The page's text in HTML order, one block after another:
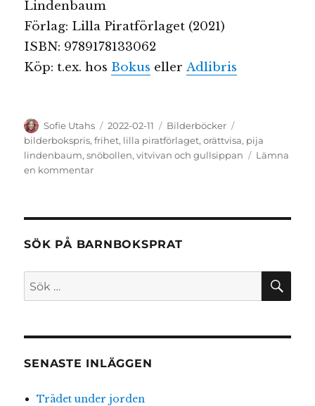
Lindenbaum
Förlag: Lilla Piratförlaget (2021)
ISBN: 9789178133062
Köp: t.ex. hos Bokus ellerAdlibris
Författare
Sofie Utahs
Publicerat
den
2022-02-11 Kategorier
Bilderböcker
bilderbokspris,frihet, lilla piratförlaget,orättvisa, pija
lindenbaum,snöbollen,vitvivan och gullsippan
Lämna
en kommentartill
SÖK PÅ BARNBOKSPRAT
Sök
SENASTE INLÄGGEN
Trädet under jorden